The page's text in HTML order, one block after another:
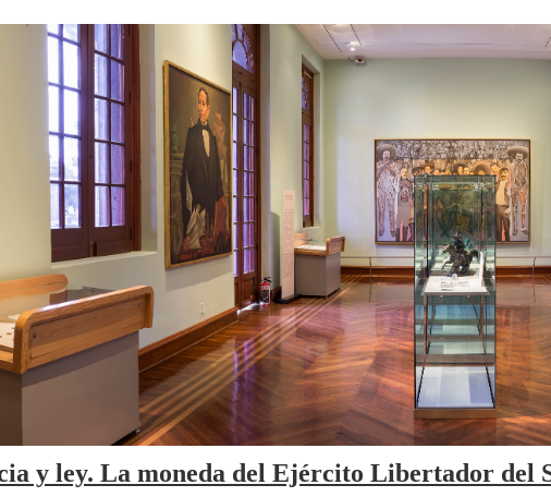
y ley. La moneda del Ejército Libertador del